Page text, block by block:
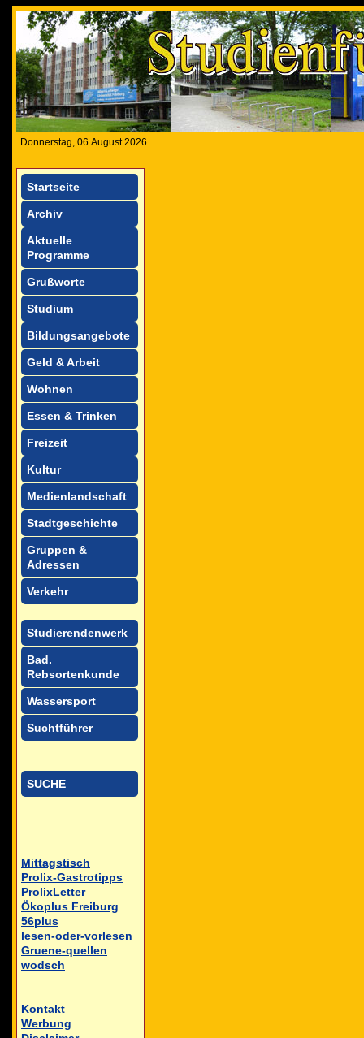
Donnerstag, 06.August 2026
Startseite
Archiv
Aktuelle
Programme
Grußworte
Studium
Bildungsangebote
Geld & Arbeit
Wohnen
Essen & Trinken
Freizeit
Kultur
Medienlandschaft
Stadtgeschichte
Gruppen &
Adressen
Verkehr
Studierendenwerk
Bad.
Rebsortenkunde
Wassersport
Suchtführer
SUCHE
Mittagstisch
Prolix-Gastrotipps
ProlixLetter
Ökoplus Freiburg
56plus
lesen-oder-vorlesen
Gruene-quellen
wodsch
Kontakt
Werbung